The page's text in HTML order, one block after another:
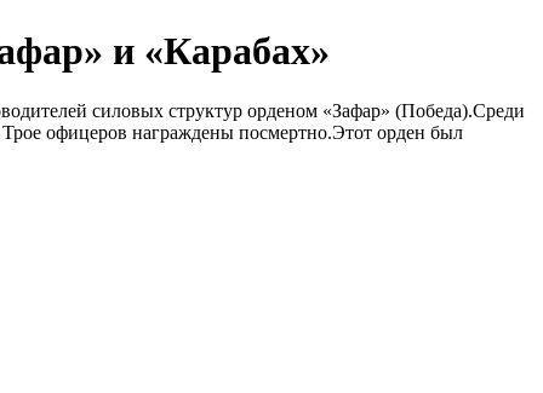
и «Карабах»
силовых структур орденом «Зафар» (Победа).Среди
офицеров награждены посмертно.Этот орден был